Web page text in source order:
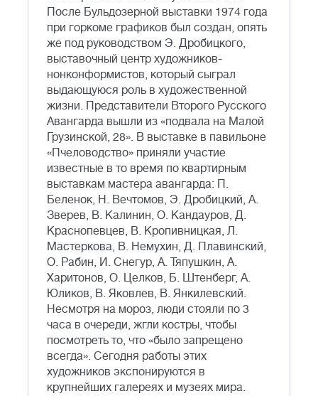
После Бульдозерной выставки 1974 года
при горкоме графиков был создан, опять
же под руководством Э. Дробицкого,
выставочный центр художников-
нонконформистов, который сыграл
выдающуюся роль в художественной
жизни. Представители Второго Русского
Авангарда вышли из «подвала на Малой
Грузинской, 28». В выставке в павильоне
«Пчеловодство» приняли участие
известные в то время по квартирным
выставкам мастера авангарда: П.
Беленок, Н. Вечтомов, Э. Дробицкий, А.
Зверев, В. Калинин, О. Кандауров, Д.
Краснопевцев, В. Кропивницкая, Л.
Мастеркова, В. Немухин, Д. Плавинский,
О. Рабин, И. Снегур, А. Тяпушкин, А.
Харитонов, О. Целков, Б. Штенберг, А.
Юликов, В. Яковлев, В. Янкилевский.
Несмотря на мороз, люди стояли по 3
часа в очереди, жгли костры, чтобы
посмотреть то, что «было запрещено
всегда». Сегодня работы этих
художников экспонируются в
крупнейших галереях и музеях мира.